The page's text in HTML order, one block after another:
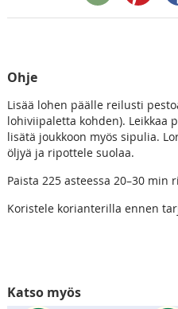
Ohje
Lisää lohen päälle reilusti
lohiviipaletta kohden). Leikkaa
lisätä joukkoon myös sipulia.
öljyä ja ripottele suolaa.
Paista 225 asteessa 20–30
Koristele korianterilla ennen
Katso myös